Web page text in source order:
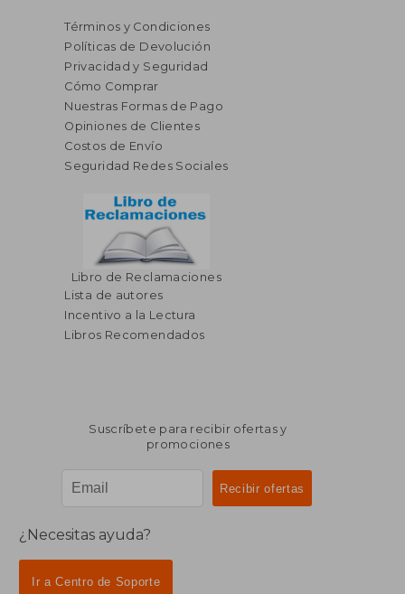
Términos y Condiciones
Políticas de Devolución
Privacidad y Seguridad
Cómo Comprar
Nuestras Formas de Pago
Opiniones de Clientes
Costos de Envío
Seguridad Redes Sociales
Libro de Reclamaciones
Lista de autores
Incentivo a la Lectura
Libros Recomendados
Suscríbete para recibir ofertas y
promociones
¿Necesitas ayuda?
Ir a Centro de Soporte